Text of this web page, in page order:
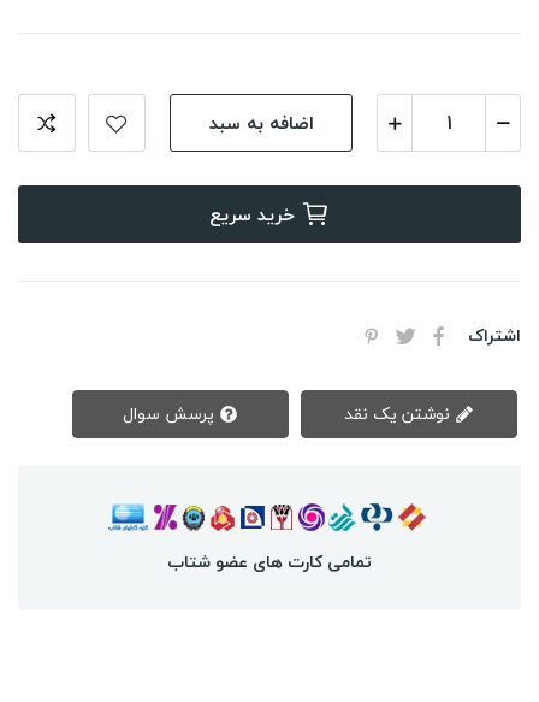
اضافه به سبد
خرید سریع
اشتراک
تمامی کارت های عضو شتاب